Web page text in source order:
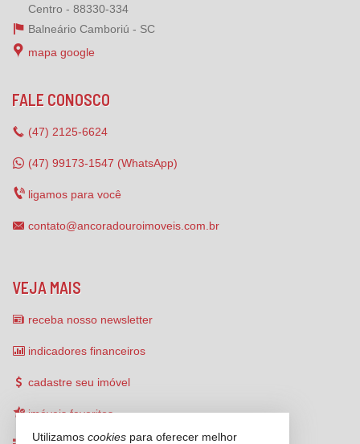
Centro - 88330-334
Balneário Camboriú - SC
mapa google
FALE CONOSCO
(47) 2125-6624
(47) 99173-1547 (WhatsApp)
ligamos para você
contato@ancoradouroimoveis.com.br
VEJA MAIS
receba nosso newsletter
indicadores financeiros
cadastre seu imóvel
imóveis favoritos
Utilizamos cookies para oferecer melhor